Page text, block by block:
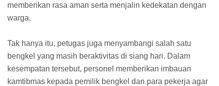
memberikan rasa aman serta menjalin kedekatan dengan
warga.
Tak hanya itu, petugas juga menyambangi salah satu
bengkel yang masih beraktivitas di siang hari. Dalam
kesempatan tersebut, personel memberikan imbauan
kamtibmas kepada pemilik bengkel dan para pekerja agar